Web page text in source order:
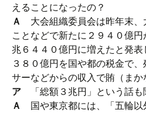
えることになったの？
Ａ 大会組織委員会は昨年末
ことなどで新たに２９４０億
兆６４４０億円に増えたと発
３８０億円を国や都の税金で
サーなどからの収入で賄（まか
ア 「総額３兆円」という話も
Ａ
国や東京都には、「五輪以